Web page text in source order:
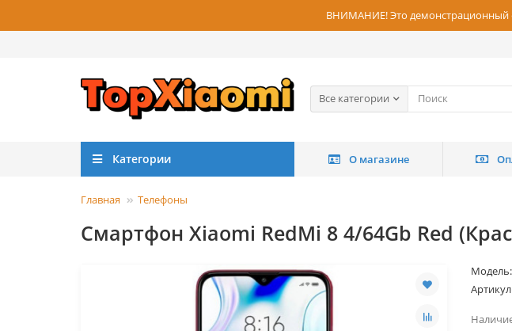
ВНИМАНИЕ! Это демонстрационный
Все категории
Категории О магазине
Главная Телефоны
Смартфон Xiaomi RedMi 8 4/64Gb Red
Модель: